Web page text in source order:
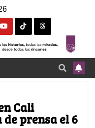
Cali
prensa el 6